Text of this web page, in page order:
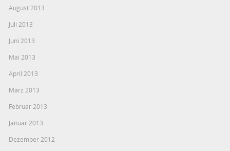
August 2013
Juli 2013
Juni 2013
Mai 2013
April 2013
März 2013
Februar 2013
Januar 2013
Dezember 2012